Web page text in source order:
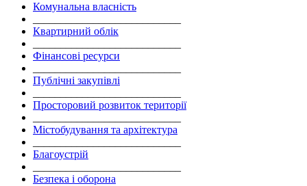
Комунальна власність
Квартирний облік
Фінансові ресурси
Публічні закупівлі
Просторовий розвиток території
Містобудування та архітектура
Благоустрій
Безпека і оборона